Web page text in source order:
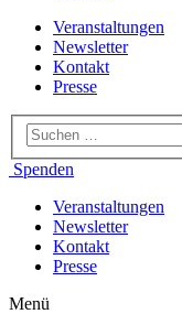
Veranstaltungen
Newsletter
Kontakt
Presse
Spenden
Veranstaltungen
Newsletter
Kontakt
Presse
Menü